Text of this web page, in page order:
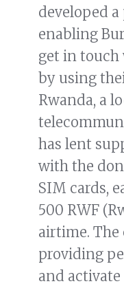
developed
enabling
get in touch
by using
Rwanda, a
has lent
with the
SIM cards,
500 RWF
airtime. The
providing
and